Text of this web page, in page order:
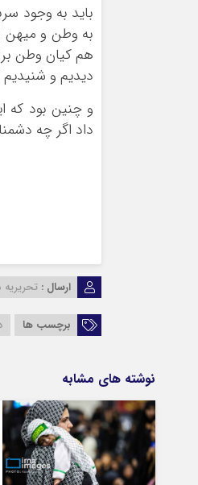
باید به وجود
به وطن و میهن
هم کیان وطن
دیدیم و
و چنین بود که
داد اگر چه
ارسال : تحریریه
برچسب ها
نوشته های مشابه